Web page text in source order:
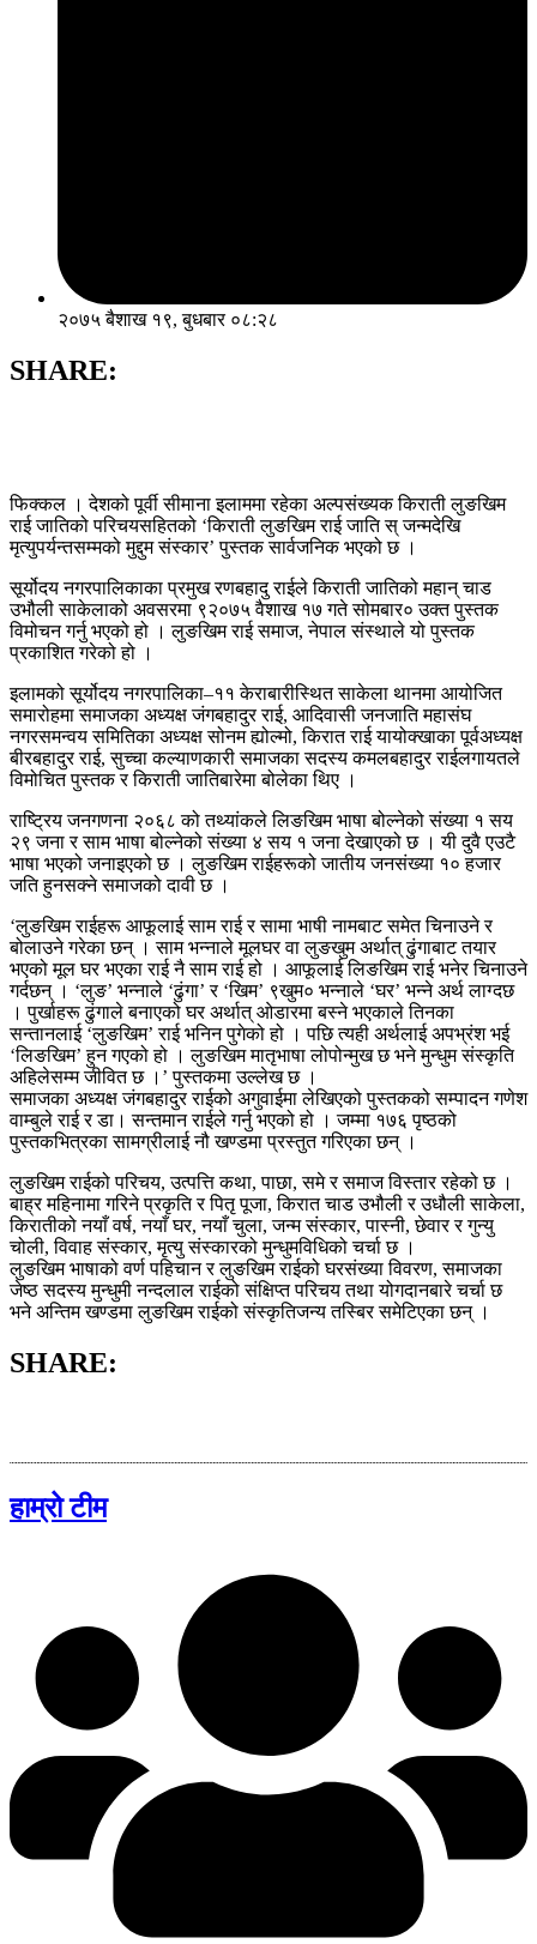
२०७५ बैशाख १९, बुधबार ०८:२८
SHARE:
फिक्कल । देशको पूर्वी सीमाना इलाममा रहेका अल्पसंख्यक किराती लुङखिम
राई जातिको परिचयसहितको ‘किराती लुङखिम राई जाति स् जन्मदेखि
मृत्युपर्यन्तसम्मको मुद्दुम संस्कार’ पुस्तक सार्वजनिक भएको छ ।
सूर्योदय नगरपालिकाका प्रमुख रणबहादु राईले किराती जातिको महान् चाड
उभौली साकेलाको अवसरमा ९२०७५ वैशाख १७ गते सोमबार० उक्त पुस्तक
विमोचन गर्नु भएको हो । लुङखिम राई समाज, नेपाल संस्थाले यो पुस्तक
प्रकाशित गरेको हो ।
इलामको सूर्योदय नगरपालिका–११ केराबारीस्थित साकेला थानमा आयोजित
समारोहमा समाजका अध्यक्ष जंगबहादुर राई, आदिवासी जनजाति महासंघ
नगरसमन्वय समितिका अध्यक्ष सोनम ह्योल्मो, किरात राई यायोक्खाका पूर्वअध्यक्ष
बीरबहादुर राई, सुच्चा कल्याणकारी समाजका सदस्य कमलबहादुर राईलगायतले
विमोचित पुस्तक र किराती जातिबारेमा बोलेका थिए ।
राष्ट्रिय जनगणना २०६८ को तथ्यांकले लिङखिम भाषा बोल्नेको संख्या १ सय
२९ जना र साम भाषा बोल्नेको संख्या ४ सय १ जना देखाएको छ । यी दुवै एउटै
भाषा भएको जनाइएको छ । लुङखिम राईहरूको जातीय जनसंख्या १० हजार
जति हुनसक्ने समाजको दावी छ ।
‘लुङखिम राईहरू आफूलाई साम राई र सामा भाषी नामबाट समेत चिनाउने र
बोलाउने गरेका छन् । साम भन्नाले मूलघर वा लुङखुम अर्थात् ढुंगाबाट तयार
भएको मूल घर भएका राई नै साम राई हो । आफूलाई लिङखिम राई भनेर चिनाउने
गर्दछन् । ‘लुङ’ भन्नाले ‘ढुंगा’ र ‘खिम’ ९खुम० भन्नाले ‘घर’ भन्ने अर्थ लाग्दछ
। पुर्खाहरू ढुंगाले बनाएको घर अर्थात् ओडारमा बस्ने भएकाले तिनका
सन्तानलाई ‘लुङखिम’ राई भनिन पुगेको हो । पछि त्यही अर्थलाई अपभ्रंश भई
‘लिङखिम’ हुन गएको हो । लुङखिम मातृभाषा लोपोन्मुख छ भने मुन्धुम संस्कृति
अहिलेसम्म जीवित छ ।’ पुस्तकमा उल्लेख छ ।
समाजका अध्यक्ष जंगबहादुर राईको अगुवाईमा लेखिएको पुस्तकको सम्पादन गणेश
वाम्बुले राई र डा। सन्तमान राईले गर्नु भएको हो । जम्मा १७६ पृष्ठको
पुस्तकभित्रका सामग्रीलाई नौ खण्डमा प्रस्तुत गरिएका छन् ।
लुङखिम राईको परिचय, उत्पत्ति कथा, पाछा, समे र समाज विस्तार रहेको छ ।
बाह्र महिनामा गरिने प्रकृति र पितृ पूजा, किरात चाड उभौली र उधौली साकेला,
किरातीको नयाँ वर्ष, नयाँ घर, नयाँ चुला, जन्म संस्कार, पास्नी, छेवार र गुन्यु
चोली, विवाह संस्कार, मृत्यु संस्कारको मुन्धुमविधिको चर्चा छ ।
लुङखिम भाषाको वर्ण पहिचान र लुङखिम राईको घरसंख्या विवरण, समाजका
जेष्ठ सदस्य मुन्धुमी नन्दलाल राईको संक्षिप्त परिचय तथा योगदानबारे चर्चा छ
भने अन्तिम खण्डमा लुङखिम राईको संस्कृतिजन्य तस्बिर समेटिएका छन् ।
SHARE:
हाम्रो टीम